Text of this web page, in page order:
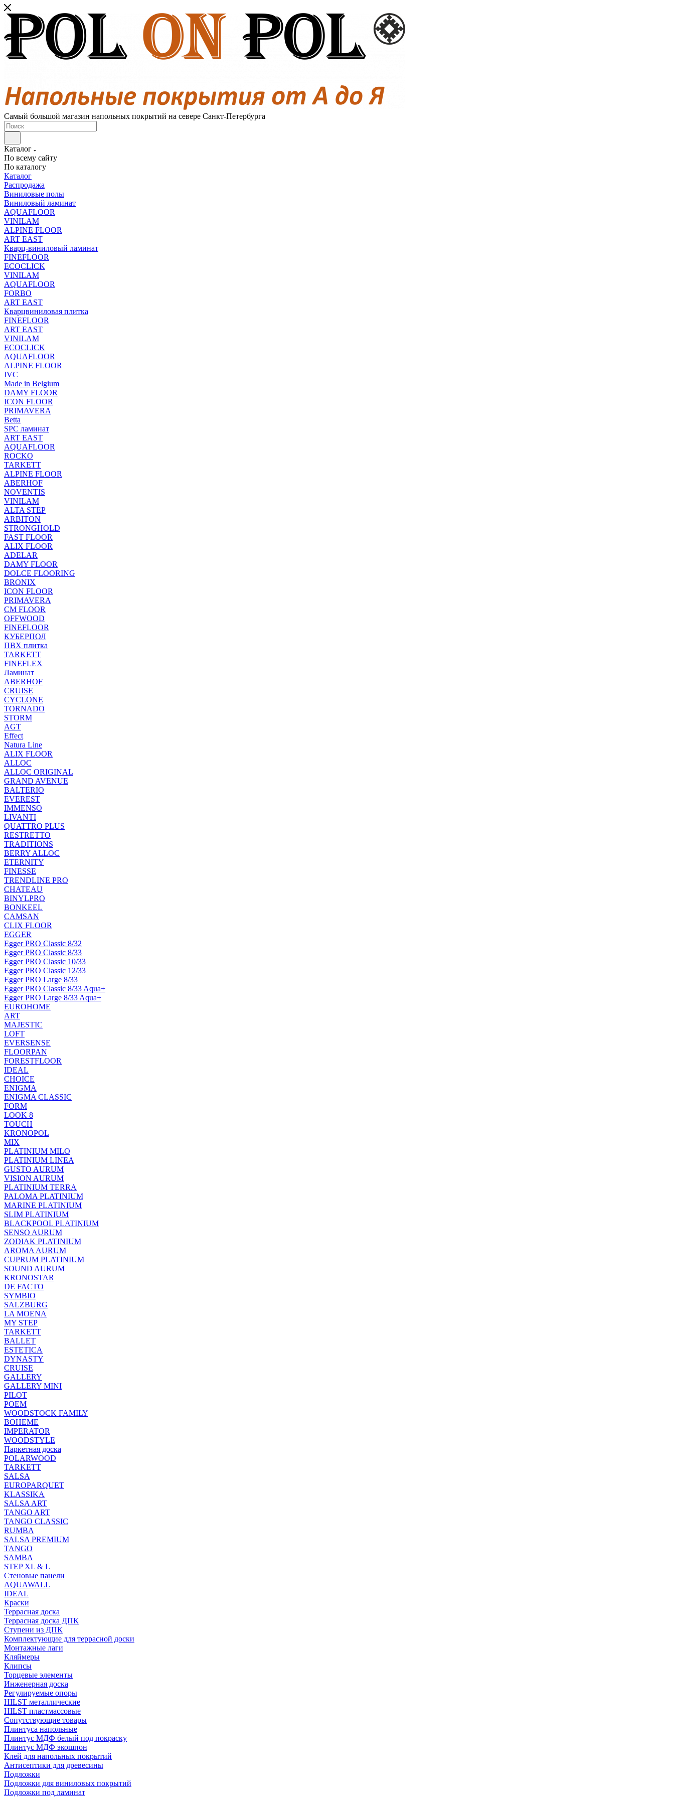
Самый большой магазин напольных покрытий на севере Санкт-Петербурга
Каталог
По всему сайту
По каталогу
Каталог
Распродажа
Виниловые полы
Виниловый ламинат
AQUAFLOOR
VINILAM
ALPINE FLOOR
ART EAST
Кварц-виниловый ламинат
FINEFLOOR
ECOCLICK
VINILAM
AQUAFLOOR
FORBO
ART EAST
Кварцвиниловая плитка
FINEFLOOR
ART EAST
VINILAM
ECOCLICK
AQUAFLOOR
ALPINE FLOOR
IVC
Made in Belgium
DAMY FLOOR
ICON FLOOR
PRIMAVERA
Betta
SPC ламинат
ART EAST
AQUAFLOOR
ROCKO
TARKETT
ALPINE FLOOR
ABERHOF
NOVENTIS
VINILAM
ALTA STEP
ARBITON
STRONGHOLD
FAST FLOOR
ALIX FLOOR
ADELAR
DAMY FLOOR
DOLCE FLOORING
BRONIX
ICON FLOOR
PRIMAVERA
CM FLOOR
OFFWOOD
FINEFLOOR
КУБЕРПОЛ
ПВХ плитка
TARKETT
FINEFLEX
Ламинат
ABERHOF
CRUISE
CYCLONE
TORNADO
STORM
AGT
Effect
Natura Line
ALIX FLOOR
ALLOC
ALLOC ORIGINAL
GRAND AVENUE
BALTERIO
EVEREST
IMMENSO
LIVANTI
QUATTRO PLUS
RESTRETTO
TRADITIONS
BERRY ALLOC
ETERNITY
FINESSE
TRENDLINE PRO
CHATEAU
BINYLPRO
BONKEEL
CAMSAN
CLIX FLOOR
EGGER
Egger PRO Classic 8/32
Egger PRO Classic 8/33
Egger PRO Classic 10/33
Egger PRO Classic 12/33
Egger PRO Large 8/33
Egger PRO Classic 8/33 Aqua+
Egger PRO Large 8/33 Aqua+
EUROHOME
ART
MAJESTIC
LOFT
EVERSENSE
FLOORPAN
FORESTFLOOR
IDEAL
CHOICE
ENIGMA
ENIGMA CLASSIC
FORM
LOOK 8
TOUCH
KRONOPOL
MIX
PLATINIUM MILO
PLATINIUM LINEA
GUSTO AURUM
VISION AURUM
PLATINIUM TERRA
PALOMA PLATINIUM
MARINE PLATINIUM
SLIM PLATINIUM
BLACKPOOL PLATINIUM
SENSO AURUM
ZODIAK PLATINIUM
AROMA AURUM
CUPRUM PLATINIUM
SOUND AURUM
KRONOSTAR
DE FACTO
SYMBIO
SALZBURG
LA MOENA
MY STEP
TARKETT
BALLET
ESTETICA
DYNASTY
CRUISE
GALLERY
GALLERY MINI
PILOT
POEM
WOODSTOCK FAMILY
BOHEME
IMPERATOR
WOODSTYLE
Паркетная доска
POLARWOOD
TARKETT
SALSA
EUROPARQUET
KLASSIKA
SALSA ART
TANGO ART
TANGO CLASSIC
RUMBA
SALSA PREMIUM
TANGO
SAMBA
STEP XL & L
Стеновые панели
AQUAWALL
IDEAL
Краски
Террасная доска
Террасная доска ДПК
Ступени из ДПК
Комплектующие для террасной доски
Монтажные лаги
Кляймеры
Клипсы
Торцевые элементы
Инженерная доска
Регулируемые опоры
HILST металлические
HILST пластмассовые
Сопутствующие товары
Плинтуса напольные
Плинтус МДФ белый под покраску
Плинтус МДФ экошпон
Клей для напольных покрытий
Антисептики для древесины
Подложки
Подложки для виниловых покрытий
Подложки под ламинат